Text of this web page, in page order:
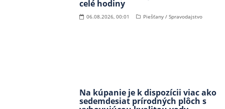
celé hodiny
06.08.2026, 00:01 Piešťany / Spravodajstvo
Na kúpanie je k dispozícii viac ako
sedemdesiat prírodných plôch s